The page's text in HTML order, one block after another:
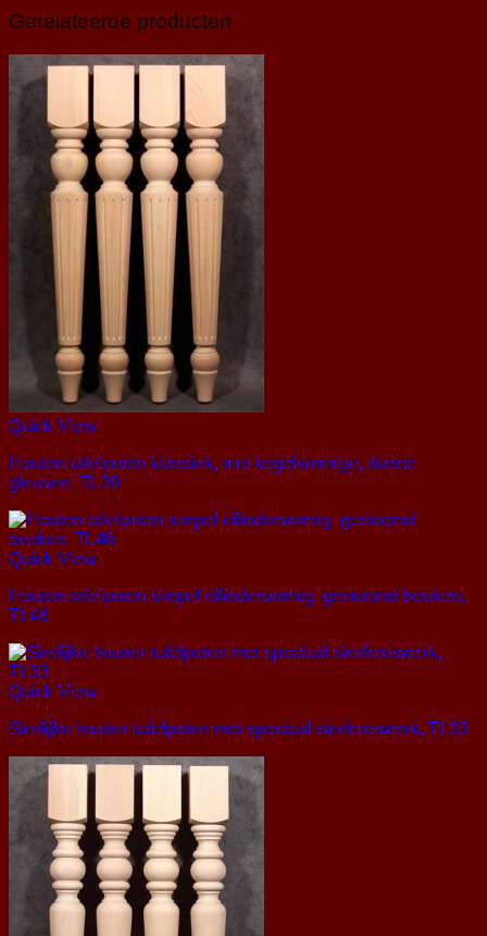
Gerelateerde producten
Quick View
Houten tafelpoten klassiek, met kegelvormige, dunne
gleuven, TL20
Quick View
Houten tafelpoten simpel cilindervormig, gestoomd beuken,
TL46
Quick View
Sierlijke houten tafelpoten met speciaal sierfreeswerk, TL33